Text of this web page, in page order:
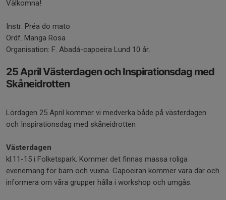
Välkomna!
Instr. Préa do mato
Ordf. Manga Rosa
Organisation: F. Abadá-capoeira Lund 10 år.
25 April Västerdagen och Inspirationsdag med
Skåneidrotten
Lördagen 25 April kommer vi medverka både på västerdagen
och Inspirationsdag med skåneidrotten
Västerdagen
kl.11-15 i Folketspark. Kommer det finnas massa roliga
evenemang för barn och vuxna. Capoeiran kommer vara där och
informera om våra grupper hålla i workshop och umgås.